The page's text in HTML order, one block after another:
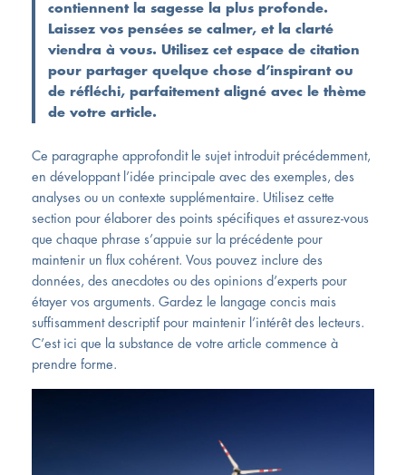
contiennent la sagesse la plus profonde.
Laissez vos pensées se calmer, et la clarté
viendra à vous. Utilisez cet espace de citation
pour partager quelque chose d’inspirant ou
de réfléchi, parfaitement aligné avec le thème
de votre article.
Ce paragraphe approfondit le sujet introduit précédemment,
en développant l’idée principale avec des exemples, des
analyses ou un contexte supplémentaire. Utilisez cette
section pour élaborer des points spécifiques et assurez-vous
que chaque phrase s’appuie sur la précédente pour
maintenir un flux cohérent. Vous pouvez inclure des
données, des anecdotes ou des opinions d’experts pour
étayer vos arguments. Gardez le langage concis mais
suffisamment descriptif pour maintenir l’intérêt des lecteurs.
C’est ici que la substance de votre article commence à
prendre forme.